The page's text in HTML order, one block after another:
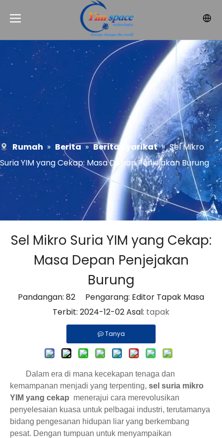
Rumah » Berita » Berita Syarikat » Sel Mikro
Suria YIM yang Cekap: Masa Depan Penjejakan Burung
Sel Mikro Suria YIM yang Cekap:
Masa Depan Penjejakan
Burung
Pandangan: 82 Pengarang: Editor Tapak Masa
Terbit: 2024-12-02 Asal: tapak
Tanya
Dalam era di mana kecekapan tenaga dan
kemampanan menjadi yang terpenting, sel suria mikro
YIM yang cekap menerajui cara merevolusikan
penyelesaian kuasa untuk pelbagai industri, terutamanya
bidang pengesanan hidupan liar yang berkembang
pesat. Dengan tumpuan untuk menyampaikan